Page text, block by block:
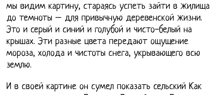
мы видим картину, стараясь успеть зайти в жилища
до темноты – для привычную деревенской жизни.
Это и серый и синий и голубой и чисто-белый на
крышах. Эти разные цвета передают ощущение
мороза, холода и чистоты снега, укрывающего всю
землю.
И в своей картине он сумел показать сельский Как